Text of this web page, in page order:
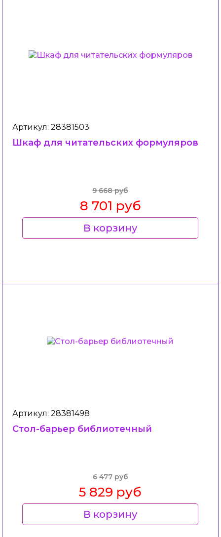
Артикул: 28381503
Шкаф для читательских формуляров
9 668 руб
8 701 руб
В корзину
Артикул: 28381498
Стол-барьер библиотечный
6 477 руб
5 829 руб
В корзину